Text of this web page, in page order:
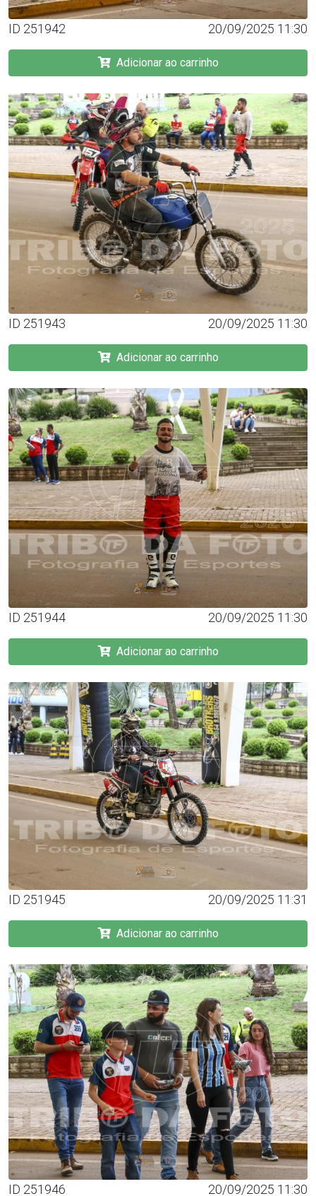
ID 251942 20/09/2025 11:30
Adicionar ao carrinho
ID 251943 20/09/2025 11:30
Adicionar ao carrinho
ID 251944 20/09/2025 11:30
Adicionar ao carrinho
ID 251945 20/09/2025 11:31
Adicionar ao carrinho
ID 251946 20/09/2025 11:30